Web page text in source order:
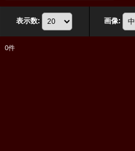
表示数: 画像:
0件